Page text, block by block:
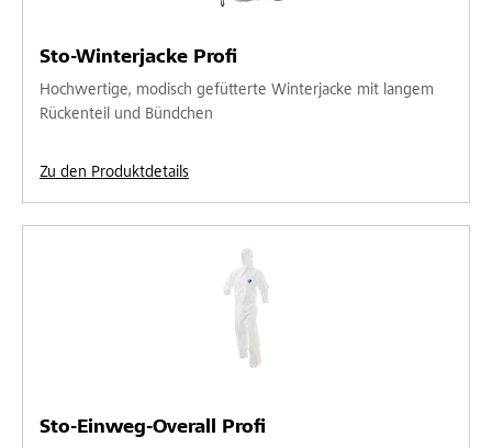
Sto-Winterjacke Profi
Hochwertige, modisch gefütterte Winterjacke mit langem
Rückenteil und Bündchen
Zu den Produktdetails
Sto-Einweg-Overall Profi